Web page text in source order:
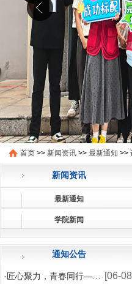
首页 >> 新闻资讯 >> 最新通知 >>
新闻资讯
最新通知
学院新闻
通知公告
[06-
· 匠心聚力，青春同行——智能装备技术学院2026年师